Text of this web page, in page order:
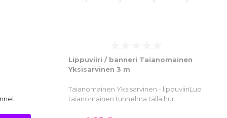
Lippuviiri / banneri Taianomainen
Yksisarvinen 3 m
Taianomainen Yksisarvinen - lippuviiriLuo
taianomainen tunnelma tällä hur…